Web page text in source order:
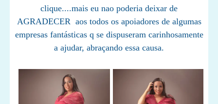
clique....mais eu nao poderia deixar de
AGRADECER aos todos os apoiadores de algumas
empresas fantásticas q se dispuseram carinhosamente
a ajudar, abraçando essa causa.